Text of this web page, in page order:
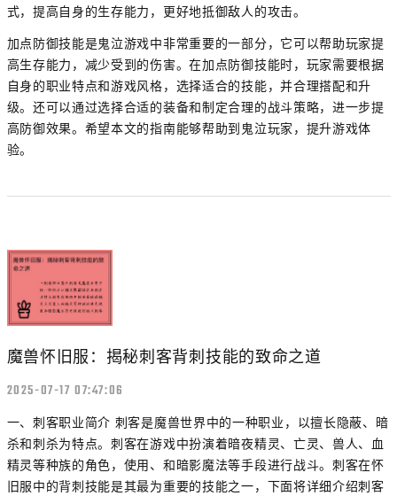
式，提高自身的生存能力，更好地抵御敌人的攻击。
加点防御技能是鬼泣游戏中非常重要的一部分，它可以帮助玩家提
高生存能力，减少受到的伤害。在加点防御技能时，玩家需要根据
自身的职业特点和游戏风格，选择适合的技能，并合理搭配和升
级。还可以通过选择合适的装备和制定合理的战斗策略，进一步提
高防御效果。希望本文的指南能够帮助到鬼泣玩家，提升游戏体
验。
魔兽怀旧服：揭秘刺客背刺技能的致命之道
2025-07-17 07:47:06
一、刺客职业简介 刺客是魔兽世界中的一种职业，以擅长隐蔽、暗
杀和刺杀为特点。刺客在游戏中扮演着暗夜精灵、亡灵、兽人、血
精灵等种族的角色，使用、和暗影魔法等手段进行战斗。刺客在怀
旧服中的背刺技能是其最为重要的技能之一，下面将详细介绍刺客